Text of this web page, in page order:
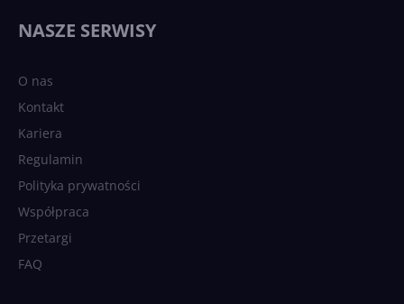
NASZE SERWISY
O nas
Kontakt
Kariera
Regulamin
Polityka prywatności
Współpraca
Przetargi
FAQ